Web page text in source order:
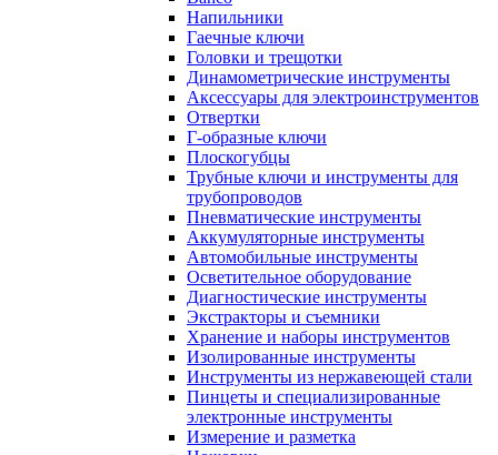
Напильники
Гаечные ключи
Головки и трещотки
Динамометрические инструменты
Аксессуары для электроинструментов
Отвертки
Г-образные ключи
Плоскогубцы
Трубные ключи и инструменты для
трубопроводов
Пневматические инструменты
Аккумуляторные инструменты
Автомобильные инструменты
Осветительное оборудование
Диагностические инструменты
Экстракторы и съемники
Хранение и наборы инструментов
Изолированные инструменты
Инструменты из нержавеющей стали
Пинцеты и специализированные
электронные инструменты
Измерение и разметка